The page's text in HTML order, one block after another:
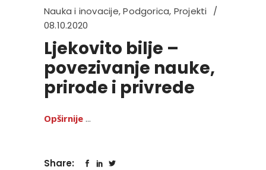
Nauka i inovacije,Podgorica, Projekti
08.10.2020
Ljekovito bilje –
povezivanje nauke,
prirode i privrede
Opširnije
Share: